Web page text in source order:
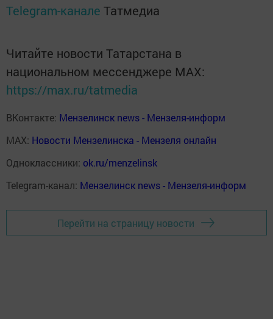
Telegram-канале Татмедиа
Читайте новости Татарстана в
национальном мессенджере MАХ:
https://max.ru/tatmedia
ВКонтакте: Мензелинск news - Мензеля-информ
MAX: Новости Мензелинска - Мензеля онлайн
Одноклассники: ok.ru/menzelinsk
Telegram-канал: Мензелинск news - Мензеля-информ
Перейти на страницу новости